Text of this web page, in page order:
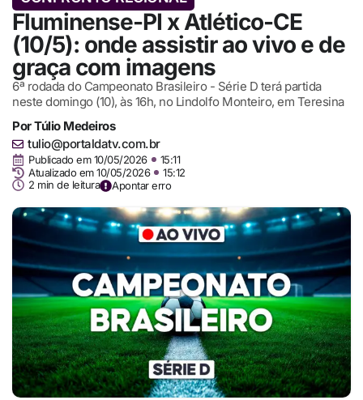
Fluminense-PI x Atlético-CE
(10/5): onde assistir ao vivo e de
graça com imagens
6ª rodada do Campeonato Brasileiro - Série D terá partida
neste domingo (10), às 16h, no Lindolfo Monteiro, em Teresina
PorTúlio Medeiros
tulio@portaldatv.com.br
Publicado em 10/05/2026
15:11
Atualizado em 10/05/2026
15:12
2 min de leitura
Apontar erro